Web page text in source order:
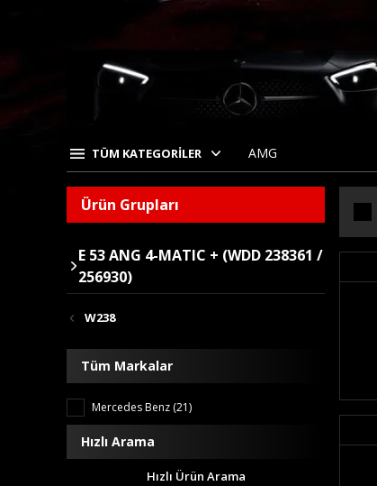
TÜM KATEGORİLER AMG
Ürün Grupları
E 53 ANG 4-MATIC + (WDD 238361 /
256930)
W238
Tüm Markalar
Mercedes Benz (21)
Hızlı Arama
Hızlı Ürün Arama